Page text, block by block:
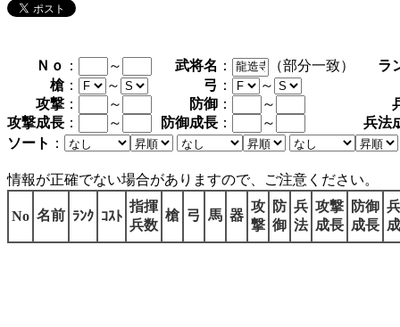
Ｎｏ ： ～ 武将名 ： （部分一致）
ラ
槍 ： ～ 弓 ：
～
攻撃 ： ～ 防御 ： ～
攻撃成長 ： ～ 防御成長 ： ～
兵法
ソート ：
情報が正確でない場合がありますので、ご注意ください。
No 名前 ﾗﾝｸ ｺｽﾄ
指揮
兵数
槍 弓 馬 器
攻
撃
防
御
兵
法
攻撃
成長
防御
成長